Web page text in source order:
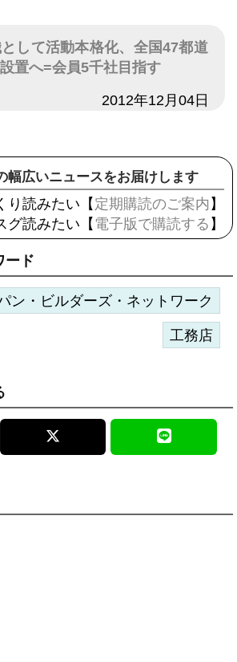
して活動本格化、全国47都道
置へ=会員5千社目指す
2012年12月04日
幅広いニュースをお届けします
り読みたい【 定期購読のご案内 】
グ読みたい【 電子版で購読する 】
ード
ン・ビルダーズ・ネットワーク
工務店